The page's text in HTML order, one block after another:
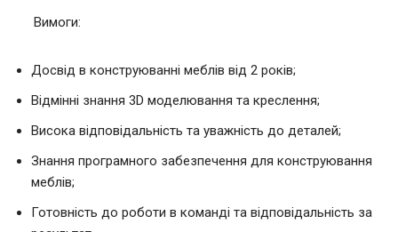
Вимоги:
Досвід в конструюванні меблів від 2 років;
Відмінні знання 3D моделювання та креслення;
Висока відповідальність та уважність до деталей;
Знання програмного забезпечення для конструювання
меблів;
Готовність до роботи в команді та відповідальність за